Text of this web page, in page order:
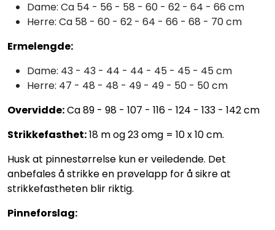
Dame: Ca 54 - 56 - 58 - 60 - 62 - 64 - 66 cm
Herre: Ca 58 - 60 - 62 - 64 - 66 - 68 - 70 cm
Ermelengde:
Dame: 43 - 43 - 44 - 44 - 45 - 45 - 45 cm
Herre: 47 - 48 - 48 - 49 - 49 - 50 - 50 cm
Overvidde:Ca 89 - 98 - 107 - 116 - 124 - 133 - 142 cm
Strikkefasthet:18 m og 23 omg = 10 x 10 cm.
Husk at pinnestørrelse kun er veiledende. Det
anbefales å strikke en prøvelapp for å sikre at
strikkefastheten blir riktig.
Pinneforslag: